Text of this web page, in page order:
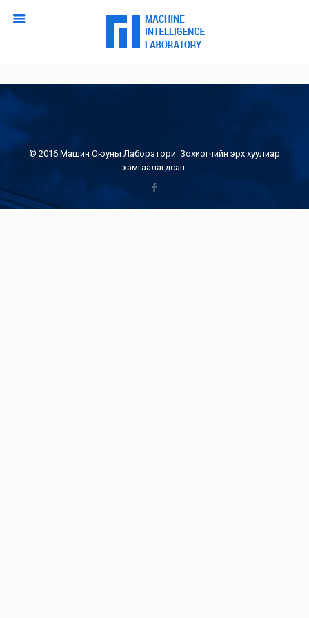
© 2016 Машин Оюуны Лаборатори. Зохиогчийн эрх хуулиар
хамгаалагдсан.